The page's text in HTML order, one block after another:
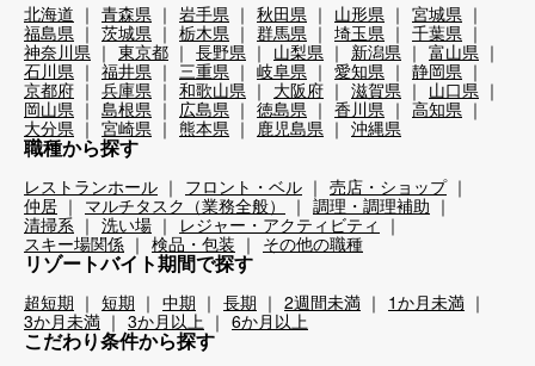
北海道 青森県 岩手県 秋田県 山形県
宮城県
福島県
茨城県 栃木県 群馬県 埼玉県
千葉県
神奈川県
東京都 長野県 山梨県 新潟県
富山県
石川県
福井県 三重県 岐阜県 愛知県
静岡県
京都府
兵庫県 和歌山県 大阪府 滋賀県
山口県
岡山県
島根県 広島県 徳島県 香川県
高知県
大分県
宮崎県 熊本県 鹿児島県 沖縄県
職種から探す
レストランホール フロント・ベル
売店・ショップ
仲居
マルチタスク（業務全般）
調理・調理補助
清掃系
洗い場
レジャー・アクティビティ
スキー場関係
検品・包装 その他の職種
リゾートバイト期間で探す
超短期 短期 中期 長期 2週間未満
1か月未満
3か月未満
3か月以上 6か月以上
こだわり条件から探す